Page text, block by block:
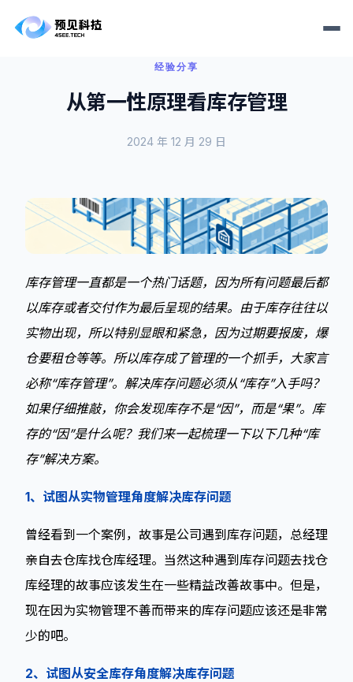
经验分享
从第一性原理看库存管理
2024 年 12 月 29 日
库存管理一直都是一个热门话题，因为所有问题最后都
以库存或者交付作为最后呈现的结果。由于库存往往以
实物出现，所以特别显眼和紧急，因为过期要报废，爆
仓要租仓等等。所以库存成了管理的一个抓手，大家言
必称“库存管理”。解决库存问题必须从“库存”入手吗？
如果仔细推敲，你会发现库存不是“因”，而是“果”。库
存的“因”是什么呢？我们来一起梳理一下以下几种“库
存”解决方案。
1、试图从实物管理角度解决库存问题
曾经看到一个案例，故事是公司遇到库存问题，总经理
亲自去仓库找仓库经理。当然这种遇到库存问题去找仓
库经理的故事应该发生在一些精益改善故事中。但是，
现在因为实物管理不善而带来的库存问题应该还是非常
少的吧。
2、试图从安全库存角度解决库存问题